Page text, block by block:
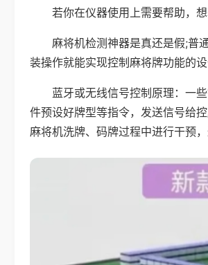
若你在仪器使用上需要帮助，
麻将机检测神器是真还是假;普
装操作就能实现控制麻将牌功能的设
蓝牙或无线信号控制原理：一
件预设好牌型等指令，发送信号给
麻将机洗牌、码牌过程中进行干预，